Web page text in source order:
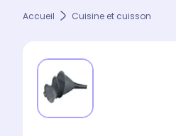
Accueil Cuisine et cuisson